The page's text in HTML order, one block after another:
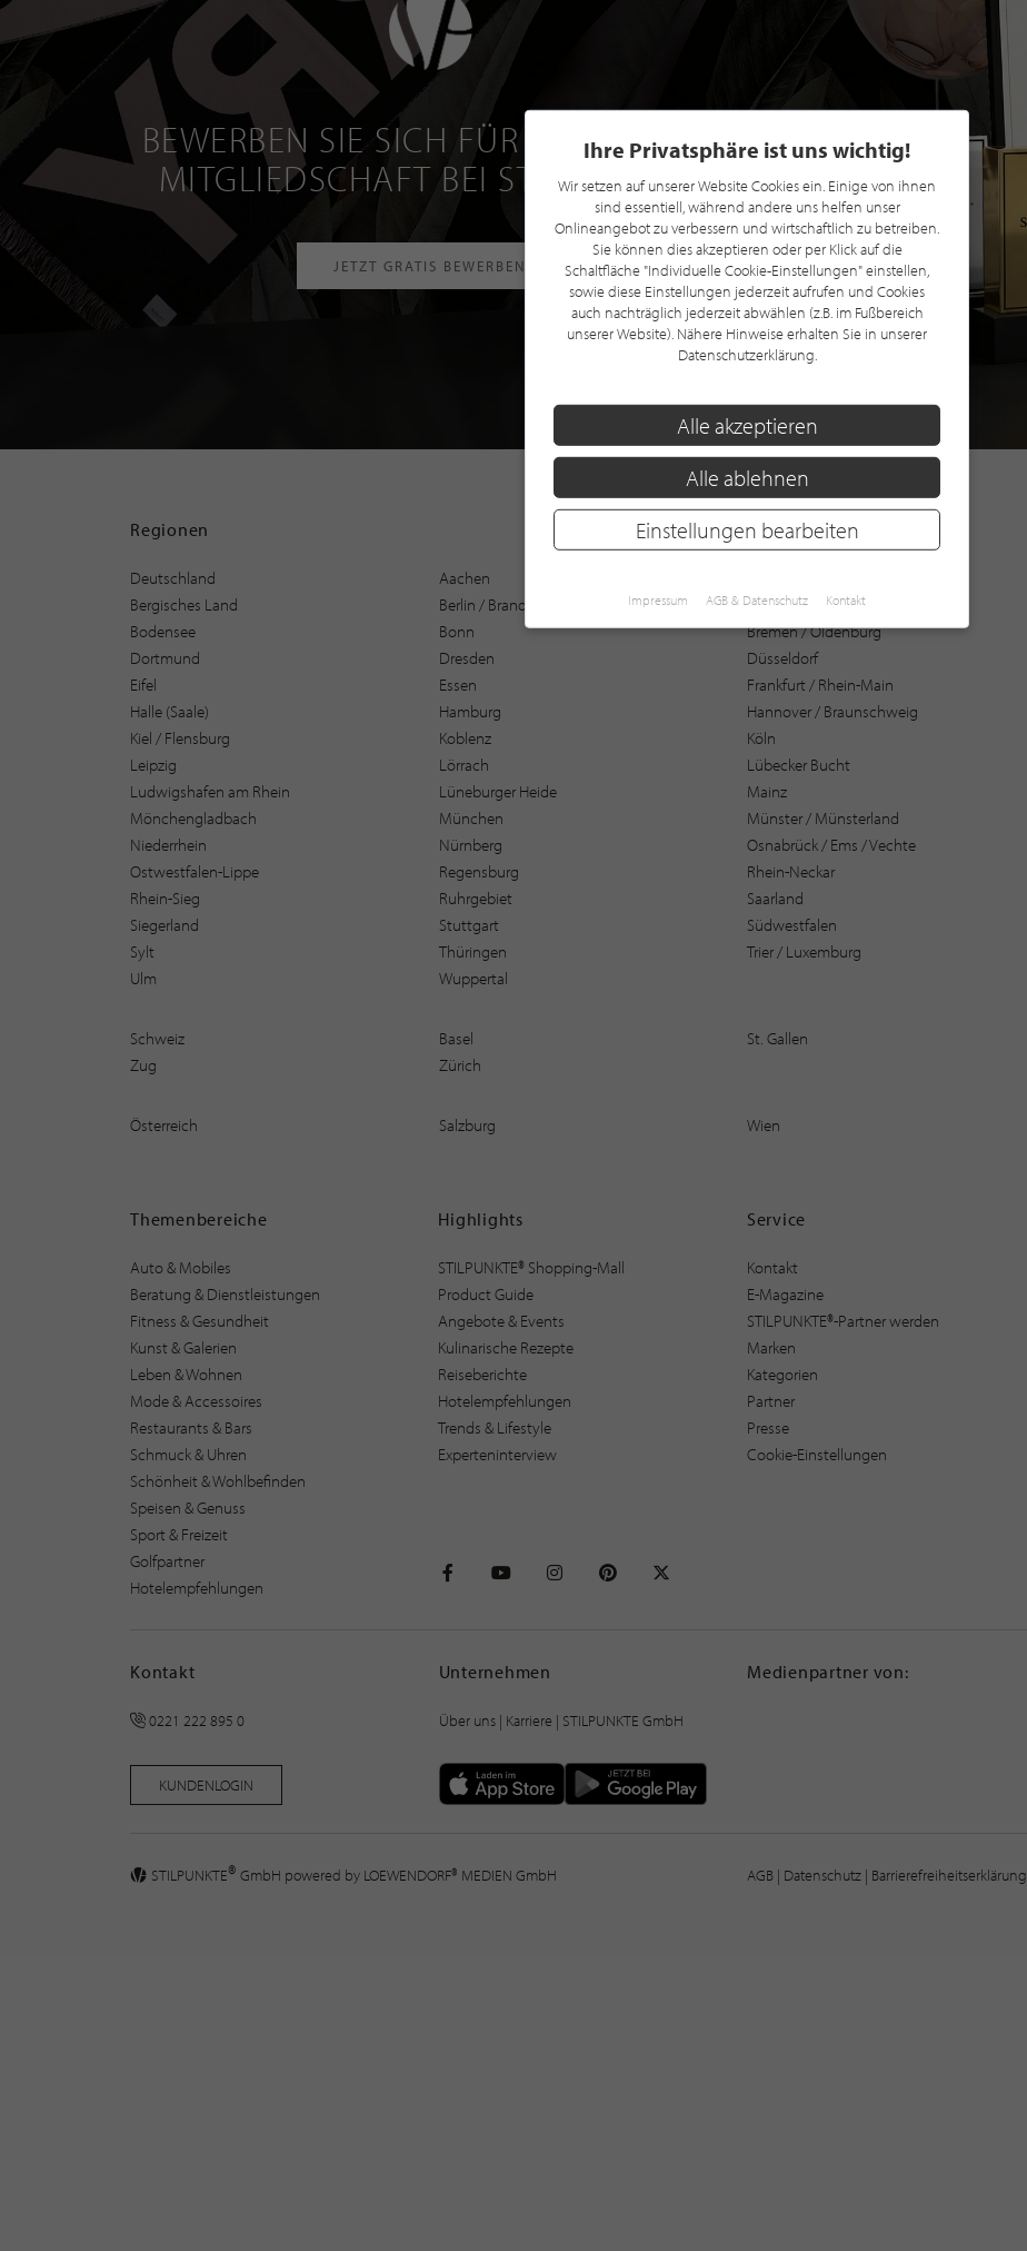
BEWERBEN SIE SICH FÜR EINE GRATIS
MITGLIEDSCHAFT BEI STILPUNKTE®
JETZT GRATIS BEWERBEN
Regionen
Deutschland Aachen
Bergisches Land
Berlin / Brandenburg
Bochum
Bodensee
Bonn
Bremen / Oldenburg
Dortmund
Dresden
Düsseldorf
Eifel
Essen
Frankfurt / Rhein-Main
Halle (Saale)
Hamburg
Hannover / Braunschweig
Kiel / Flensburg
Koblenz
Köln
Leipzig
Lörrach
Lübecker Bucht
Ludwigshafen am Rhein
Lüneburger Heide
Mainz
Mönchengladbach
München
Münster / Münsterland
Niederrhein
Nürnberg
Osnabrück / Ems / Vechte
Ostwestfalen-Lippe
Regensburg
Rhein-Neckar
Rhein-Sieg
Ruhrgebiet
Saarland
Siegerland
Stuttgart
Südwestfalen
Sylt
Thüringen
Trier / Luxemburg
Ulm
Wuppertal
Schweiz Basel
St. Gallen
Zug
Zürich
Österreich Salzburg Wien
Themenbereiche
Auto & Mobiles
Beratung & Dienstleistungen
Fitness & Gesundheit
Kunst & Galerien
Leben & Wohnen
Mode & Accessoires
Restaurants & Bars
Schmuck & Uhren
Schönheit & Wohlbefinden
Speisen & Genuss
Sport & Freizeit
Golfpartner
Hotelempfehlungen
Highlights
STILPUNKTE® Shopping-Mall
Product Guide
Angebote & Events
Kulinarische Rezepte
Reiseberichte
Hotelempfehlungen
Trends & Lifestyle
Experteninterview
Service
Kontakt
E-Magazine
STILPUNKTE®-Partner werden
Marken
Kategorien
Partner
Presse
Cookie-Einstellungen
Kontakt
0221 222 895 0
KUNDENLOGIN
Unternehmen
Über uns| Karriere | STILPUNKTE GmbH
Medienpartner von:
STILPUNKTE® GmbH powered by LOEWENDORF® MEDIEN GmbH AGB | Datenschutz | Barrierefreiheitserklärung
Ihre Privatsphäre ist uns wichtig!
Wir setzen auf unserer Website Cookies ein. Einige von ihnen
sind essentiell, während andere uns helfen unser
Onlineangebot zu verbessern und wirtschaftlich zu betreiben.
Sie können dies akzeptieren oder per Klick auf die
Schaltfläche "Individuelle Cookie-Einstellungen" einstellen,
sowie diese Einstellungen jederzeit aufrufen und Cookies
auch nachträglich jederzeit abwählen (z.B. im Fußbereich
unserer Website). Nähere Hinweise erhalten Sie in unserer
Datenschutzerklärung.
Alle akzeptieren
Alle ablehnen
Einstellungen bearbeiten
Impressum AGB & Datenschutz Kontakt